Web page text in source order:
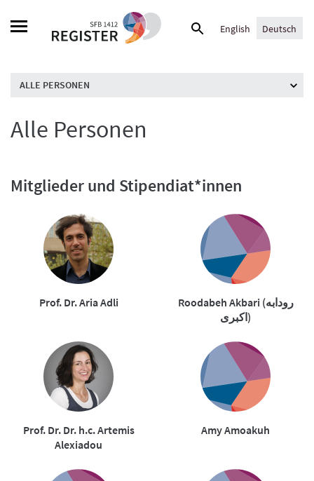
Suche
English Deutsch
ALLE PERSONEN
Alle Personen
Mitglieder und Stipendiat*innen
Prof. Dr. Aria Adli
Roodabeh Akbari (رودابه
اکبری)
Prof. Dr. Dr. h.c. Artemis
Alexiadou
Amy Amoakuh